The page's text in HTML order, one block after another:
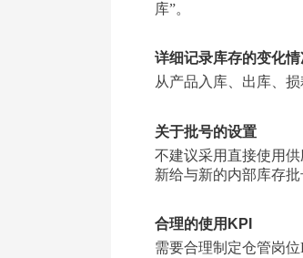
库”。
详细记录库存的变化
从产品入库、出库、
关于批号的设置
不建议采用直接使用
新给与新的内部库存批
合理的使用KPI
需要合理制定仓管岗